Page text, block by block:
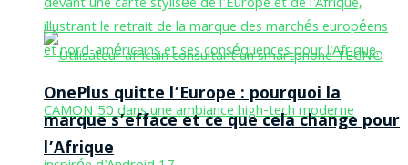
OnePlus quitte l’Europe : pourquoi la
marque s’efface et ce que cela change pour
l’Afrique